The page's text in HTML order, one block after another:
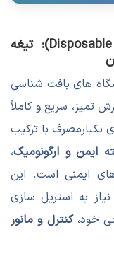
تیغ بیستوری یکبارمصرف (Disposable Scalpel): تیغه
های بافت شناسی
تمیز، سریع و کاملاً
یکبارمصرف با ترکیب
ایمن و ارگونومیک،
ایمنی است. این
به استریل سازی
خود،کنترل و مانور